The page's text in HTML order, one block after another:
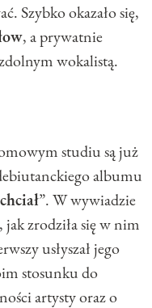
Szybko okazało się,
, a prywatnie
wokalistą.
studiu są już
albumu
”. W wywiadzie
zrodziła się w nim
usłyszał jego
stosunku do
artysty oraz o